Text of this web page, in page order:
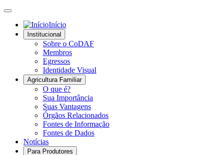
Início
Institucional
Sobre o CoDAF
Membros
Egressos
Identidade Visual
Agricultura Familiar
O que é?
Sua Importância
Suas Vantagens
Órgãos Relacionados
Fontes de Informação
Fontes de Dados
Notícias
Para Produtores